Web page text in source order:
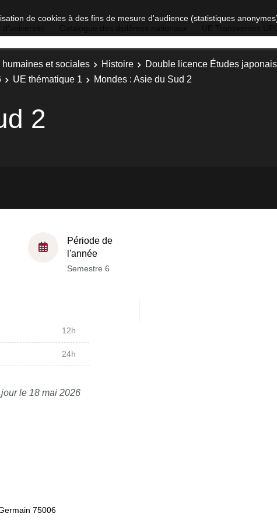
de cookies à des fins de mesure d'audience (statistiques
humaines et sociales Histoire
Double licence Études
UE thématique 1 Mondes : Asie du Sud 2
2
Période de
l'année
Semestre 6
12h
24h
le 18 mai 2026
75006